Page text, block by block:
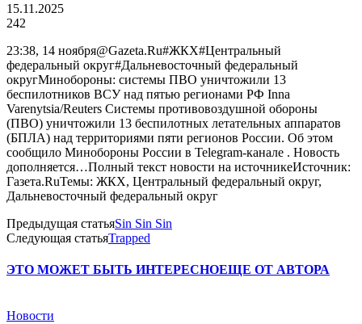
15.11.2025
242
23:38, 14 ноября@Gazeta.Ru#ЖКХ#Центральный
федеральный округ#Дальневосточный федеральный
округМинобороны: системы ПВО уничтожили 13
беспилотников ВСУ над пятью регионами РФ Inna
Varenytsia/Reuters Системы противовоздушной обороны
(ПВО) уничтожили 13 беспилотных летательных аппаратов
(БПЛА) над территориями пяти регионов России. Об этом
сообщило Минобороны России в Telegram-канале . Новость
дополняется…Полный текст новости на источникеИсточник:
Газета.RuТемы: ЖКХ, Центральный федеральный округ,
Дальневосточный федеральный округ
Предыдущая статьяSin Sin Sin
Следующая статьяTrapped
ЭТО МОЖЕТ БЫТЬ ИНТЕРЕСНОЕЩЕ ОТ АВТОРА
Новости